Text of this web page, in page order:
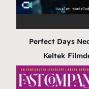
Perfect Days
Keltek